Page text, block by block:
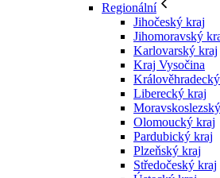
Regionální
Jihočeský kraj
Jihomoravský
Karlovarský kraj
Kraj Vysočina
Liberecký kraj
Olomoucký kraj
Pardubický kraj
Plzeňský kraj
Středočeský kraj